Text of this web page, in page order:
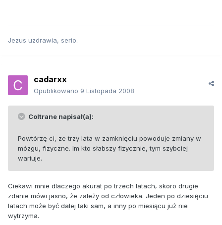
Jezus uzdrawia, serio.
cadarxx
Opublikowano 9 Listopada 2008
Coltrane napisał(a):
Powtórzę ci, ze trzy lata w zamknięciu powoduje zmiany w
mózgu, fizyczne. Im kto słabszy fizycznie, tym szybciej
wariuje.
Ciekawi mnie dlaczego akurat po trzech latach, skoro drugie
zdanie mówi jasno, że zależy od człowieka. Jeden po dziesięciu
latach może być dalej taki sam, a inny po miesiącu już nie
wytrzyma.